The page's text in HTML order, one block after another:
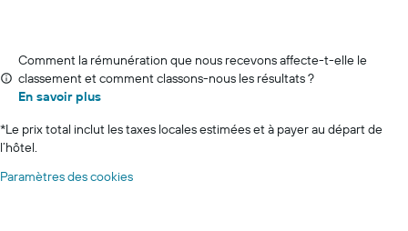
Comment la rémunération que nous recevons affecte-t-elle le
classement et comment classons-nous les résultats ?
En savoir plus
*Le prix total inclut les taxes locales estimées et à payer au départ de
l’hôtel.
Paramètres des cookies